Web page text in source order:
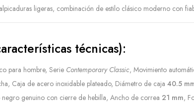
ligeras, combinación de estilo clásico moderno con
técnicas):
para hombre, Serie Contemporary Classic, Movimiento
Caja de acero inoxidable plateado, Diámetro de caja 40.5
genuino con cierre de hebilla, Ancho de correa 21 mm,